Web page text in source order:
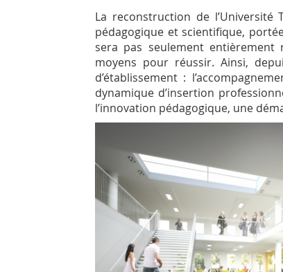
La reconstruction de l’Université
pédagogique et scientifique,
sera pas seulement
moyens pour réussir. Ainsi,
d’établissement :
dynamique d’insertion
l’innovation pédagogique, une